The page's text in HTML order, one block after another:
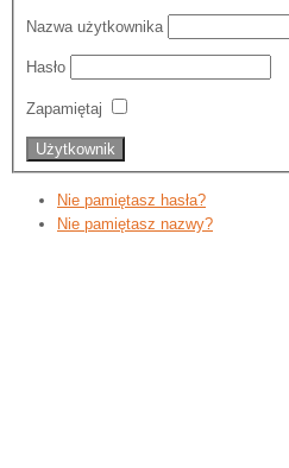
Nazwa użytkownika
Hasło
Zapamiętaj
Nie pamiętasz hasła?
Nie pamiętasz nazwy?